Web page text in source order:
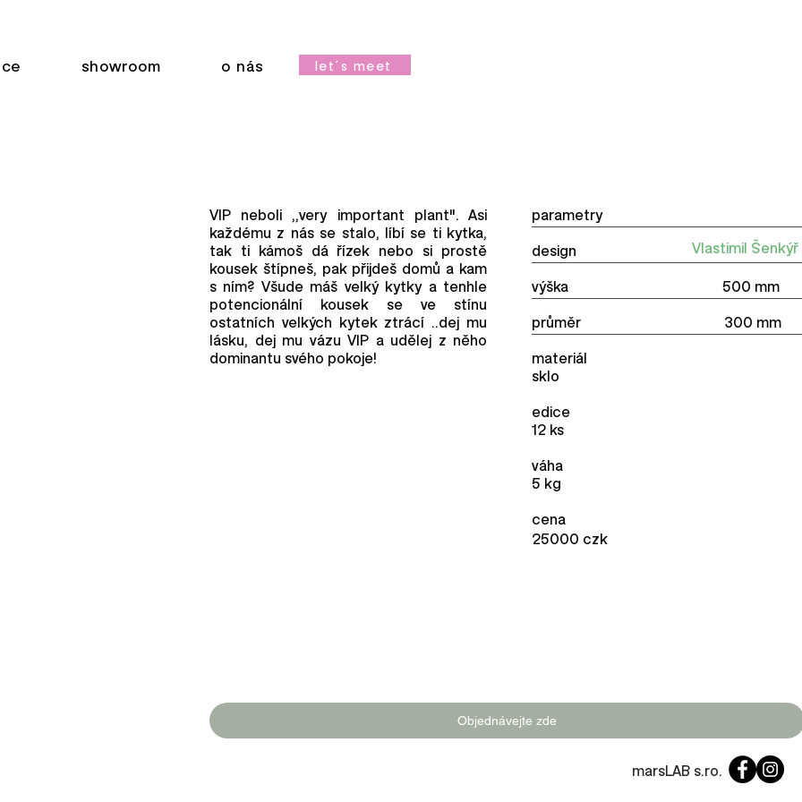
showroom o nás let´s meet
VIP neboli ,,very important plant". Asi
každému z nás se stalo, líbí se ti kytka,
tak ti kámoš dá řízek nebo si prostě
kousek štípneš, pak přijdeš domů a kam
s ním? Všude máš velký kytky a tenhle
potencionální kousek se ve stínu
ostatních velkých kytek ztrácí ..dej mu
lásku, dej mu vázu VIP a udělej z něho
dominantu svého pokoje!
parametry
design
výška 500 mm
průměr 300 mm
materiál
sklo
edice
12 ks
váha
5 kg
cena
25000 czk
Vlastimil Šenkýř
Objednávejte zde
marsLAB s.ro.